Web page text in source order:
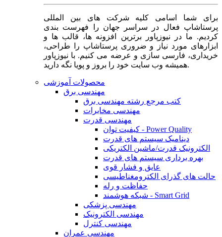
برای شما اسامی کلیه شرکت های بین المللی
پرستاشاپ فعال در سراسر جهان را فهرست بندی
کردیم. ما در نیوزپاور برترین افزونه ها، قالب ها و
ابزارهای مورد نیاز و ضروری پرستاشاپ را طراحی،
خریداری، فارسی سازی و عرضه می کنیم. با نیوزپاور
همیشه وب سایت خود را بروز و پویا نگه دارید.
محصولات آموزشی
مهندسی برق
کتب مرجع رشته مهندسی برق
مهندسی مخابرات
مهندسی قدرت
کیفیت توان - Power Quality
دینامیک سیستم های قدرت
الکترونیک قدرت/ماشین الکتریکی
بهره برداری سیستم های قدرت
عایق و فشار قوی
حالت های گذرای الکترومغناطیسی
حفاظت و رله
شبکه هوشمند - Smart Grid
مهندسی پزشکی
مهندسی الکترونیک
مهندسی کنترل
مهندسی عمران